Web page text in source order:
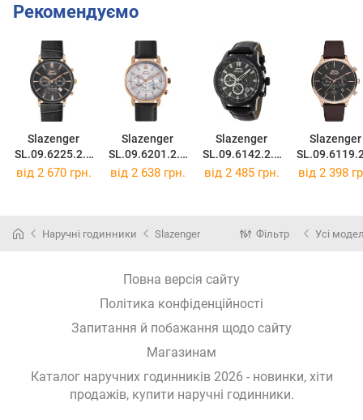
Рекомендуємо
Slazenger
SL.09.6225.2.0
2
Slazenger
SL.09.6201.2.0
1
Slazenger
SL.09.6142.2.0
4
Slazenger
2
від 2 670 грн. від 2 638 грн. від 2 485 грн. від 2 398
Наручні годинники Slazenger Фільтр Усі
Повна версія сайту
Політика конфіденційності
Запитання й побажання щодо сайту
Магазинам
Каталог наручних годинників 2026 - новинки, хіти
продажів, купити наручні годинники.